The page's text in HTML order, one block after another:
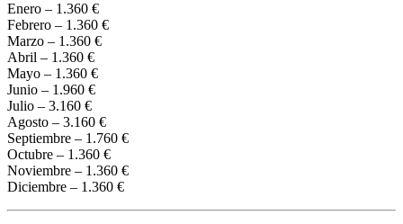
Enero – 1.360 €
Febrero – 1.360 €
Marzo – 1.360 €
Abril – 1.360 €
Mayo – 1.360 €
Junio – 1.960 €
Julio – 3.160 €
Agosto – 3.160 €
Septiembre – 1.760 €
Octubre – 1.360 €
Noviembre – 1.360 €
Diciembre – 1.360 €